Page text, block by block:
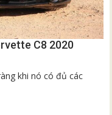
C8 2020
khi nó có đủ các